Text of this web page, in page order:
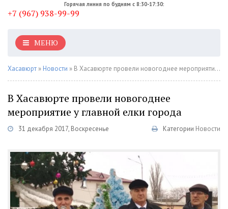
Горячая линия по будням с 8:30-17:30:
+7 (967) 938-99-99
МЕНЮ
Хасавюрт » Новости » В Хасавюрте провели новогоднее мероприятие у главной елки города
В Хасавюрте провели новогоднее
мероприятие у главной елки города
31 декабря 2017, Воскресенье Категории Новости